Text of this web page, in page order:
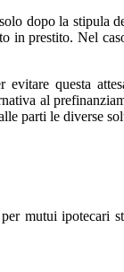
dopo la stipula
in prestito. Nel
questa
al
parti le diverse
mutui